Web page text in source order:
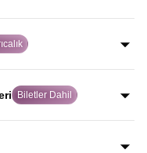
şehir olan
geçmişini ve
iki gece
olan bu tarihi şehri
Biletler Dahil
Todai-ji, Senso-ji ve
kültürel durakların